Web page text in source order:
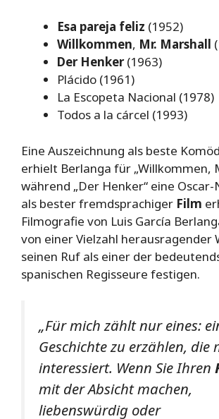
Esa pareja feliz (1952)
Willkommen, Mr. Marshall
Der Henker(1963)
Plácido (1961)
La Escopeta Nacional (1978)
Todos a la cárcel (1993)
Eine Auszeichnung als beste
erhielt Berlanga für „Willkommen,
während „Der Henker“ eine
als bester fremdsprachiger Film
Filmografie von Luis García
von einer Vielzahl herausragender
seinen Ruf als einer der
spanischen Regisseure festigen.
„Für mich zählt nur eines:
Geschichte zu erzählen, die
interessiert. Wenn Sie Ihren
mit der Absicht machen,
liebenswürdig oder